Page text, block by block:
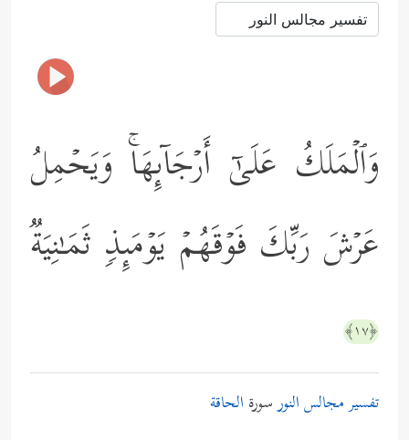
وَٱلۡمَلَكُ عَلَىٰۤ أَرۡجَاۤىِٕهَاۚ وَیَحۡمِلُ
عَرۡشَ رَبِّكَ فَوۡقَهُمۡ یَوۡمَىِٕذࣲ ثَمَـٰنِیَةࣱ
﴿١٧﴾
تفسير مجالس النورسورة الحاقة